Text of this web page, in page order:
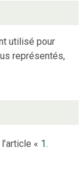
utilisé pour
représentés,
« 1.